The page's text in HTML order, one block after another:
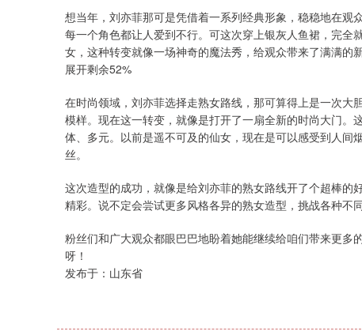
想当年，刘亦菲那可是凭借着一系列经典形象，稳稳地在观
每一个角色都让人爱到不行。可这次穿上银灰人鱼裙，完
女，这种转变就像一场神奇的魔法秀，给观众带来了满满的新
展开剩余52%
在时尚领域，刘亦菲选择走熟女路线，那可算得上是一次
模样。现在这一转变，就像是打开了一扇全新的时尚大门
体、多元。以前是遥不可及的仙女，现在是可以感受到人
丝。
这次造型的成功，就像是给刘亦菲的熟女路线开了个超棒
精彩。说不定会尝试更多风格各异的熟女造型，挑战各种不
粉丝们和广大观众都眼巴巴地盼着她能继续给咱们带来更
呀！
发布于：山东省